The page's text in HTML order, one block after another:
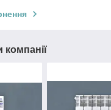
компанії